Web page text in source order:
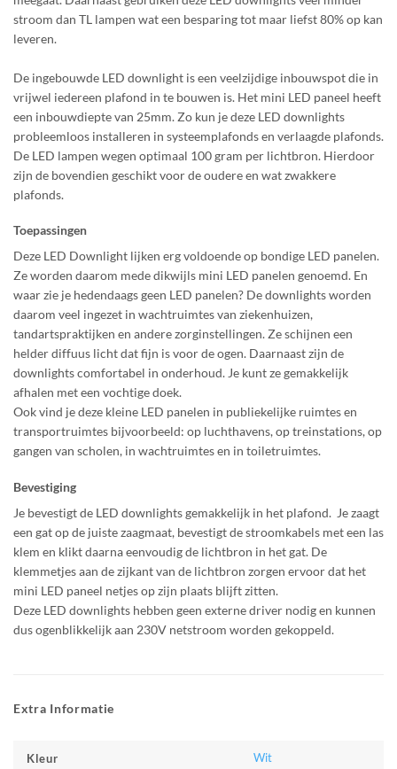
stroom dan TL lampen wat een besparing tot maar liefst 80% op kan
leveren.
De ingebouwde LED downlight is een veelzijdige inbouwspot die in
vrijwel iedereen plafond in te bouwen is. Het mini LED paneel heeft
een inbouwdiepte van 25mm. Zo kun je deze LED downlights
probleemloos installeren in systeemplafonds en verlaagde plafonds.
De LED lampen wegen optimaal 100 gram per lichtbron. Hierdoor
zijn de bovendien geschikt voor de oudere en wat zwakkere
plafonds.
Toepassingen
Deze LED Downlight lijken erg voldoende op bondige LED panelen.
Ze worden daarom mede dikwijls mini LED panelen genoemd. En
waar zie je hedendaags geen LED panelen? De downlights worden
daarom veel ingezet in wachtruimtes van ziekenhuizen,
tandartspraktijken en andere zorginstellingen. Ze schijnen een
helder diffuus licht dat fijn is voor de ogen. Daarnaast zijn de
downlights comfortabel in onderhoud. Je kunt ze gemakkelijk
afhalen met een vochtige doek.
Ook vind je deze kleine LED panelen in publiekelijke ruimtes en
transportruimtes bijvoorbeeld: op luchthavens, op treinstations, op
gangen van scholen, in wachtruimtes en in toiletruimtes.
Bevestiging
Je bevestigt de LED downlights gemakkelijk in het plafond. Je zaagt
een gat op de juiste zaagmaat, bevestigt de stroomkabels met een las
klem en klikt daarna eenvoudig de lichtbron in het gat. De
klemmetjes aan de zijkant van de lichtbron zorgen ervoor dat het
mini LED paneel netjes op zijn plaats blijft zitten.
Deze LED downlights hebben geen externe driver nodig en kunnen
dus ogenblikkelijk aan 230V netstroom worden gekoppeld.
Extra Informatie
Kleur Wit